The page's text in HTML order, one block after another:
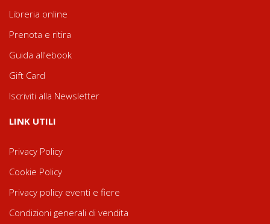
Libreria online
Prenota e ritira
Guida all'ebook
Gift Card
Iscriviti alla Newsletter
LINK UTILI
Privacy Policy
Cookie Policy
Privacy policy eventi e fiere
Condizioni generali di vendita